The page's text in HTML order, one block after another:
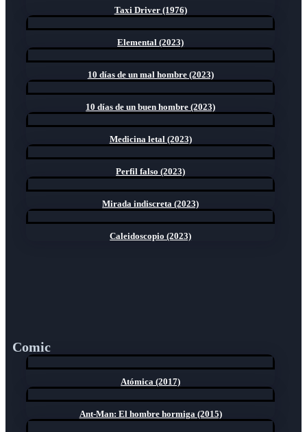
Taxi Driver (1976)
Elemental (2023)
10 días de un mal hombre (2023)
10 días de un buen hombre (2023)
Medicina letal (2023)
Perfil falso (2023)
Mirada indiscreta (2023)
Caleidoscopio (2023)
Comic
Atómica (2017)
Ant-Man: El hombre hormiga (2015)